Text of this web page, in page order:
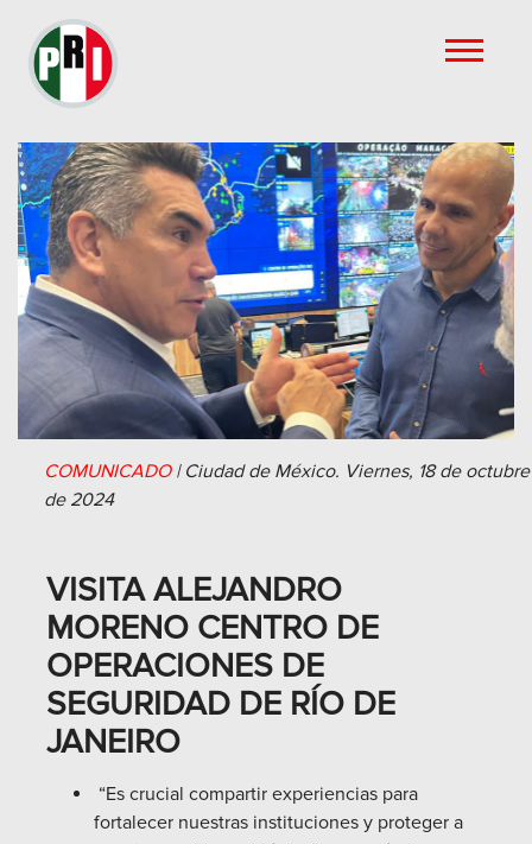
COMUNICADO| Ciudad de México. Viernes, 18 de octubre
de 2024
VISITA ALEJANDRO
MORENO CENTRO DE
OPERACIONES DE
SEGURIDAD DE RÍO DE
JANEIRO
“Es crucial compartir experiencias para
fortalecer nuestras instituciones y proteger a